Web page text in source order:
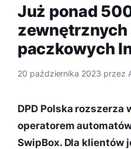
Już ponad
paczkowych
20 października 2023 przez
DPD Polska rozszerza
operatorem
SwipBox. Dla klientów